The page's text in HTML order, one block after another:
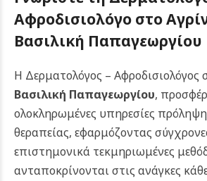
Αφροδισιολόγο στο
Βασιλική Παπαγεωργίου
Η Δερματολόγος – Αφροδισιολόγος
Βασιλική Παπαγεωργίου,
ολοκληρωμένες υπηρεσίες
θεραπείας, εφαρμόζοντας
επιστημονικά τεκμηριωμένες
ανταποκρίνονται στις ανάγκες